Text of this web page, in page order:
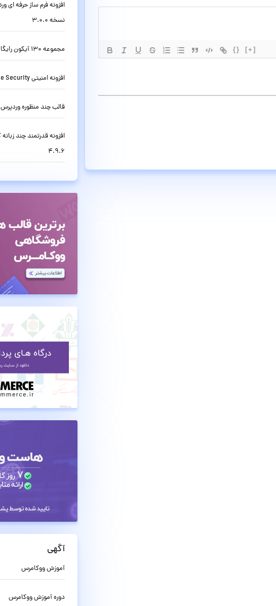
{} [+]
نسخه 3.0.0
مجموعه 130 آیکون رایگان Icons8 به صورت SVG
افزونه امنیتی Wordfence Security وردپرس نسخه 8.1.4
قالب چند منظوره وردپرس Betheme نسخه 28.5.6
4.9.6
آگهی
آموزش ووکامرس
دوره آموزش ووکامرس